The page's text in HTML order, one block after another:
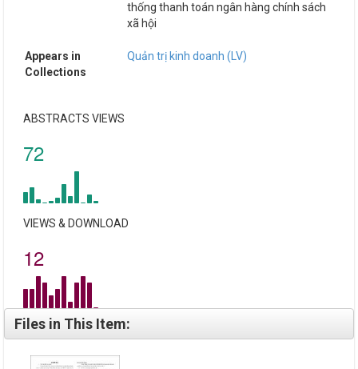
thống thanh toán ngân hàng chính sách
xã hội
Appears in
Collections
Quản trị kinh doanh (LV)
ABSTRACTS VIEWS
72
VIEWS & DOWNLOAD
12
Files in This Item: